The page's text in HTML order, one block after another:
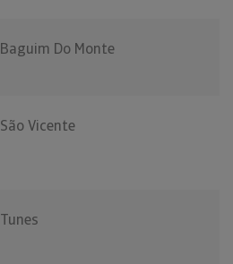
Baguim Do Monte
São Vicente
Tunes